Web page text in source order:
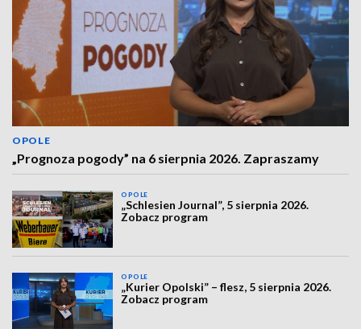
OPOLE
„Prognoza pogody” na 6 sierpnia 2026. Zapraszamy
OPOLE
„Schlesien Journal”, 5 sierpnia 2026.
Zobacz program
OPOLE
„Kurier Opolski” – flesz, 5 sierpnia 2026.
Zobacz program